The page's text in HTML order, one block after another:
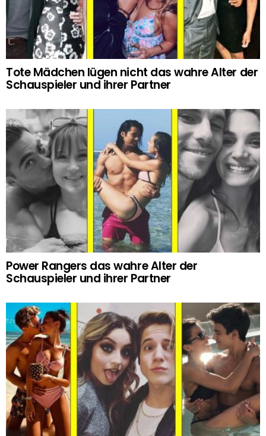
Tote Mädchen lügen nicht das wahre Alter der
Schauspieler und ihrer Partner
Power Rangers das wahre Alter der
Schauspieler und ihrer Partner